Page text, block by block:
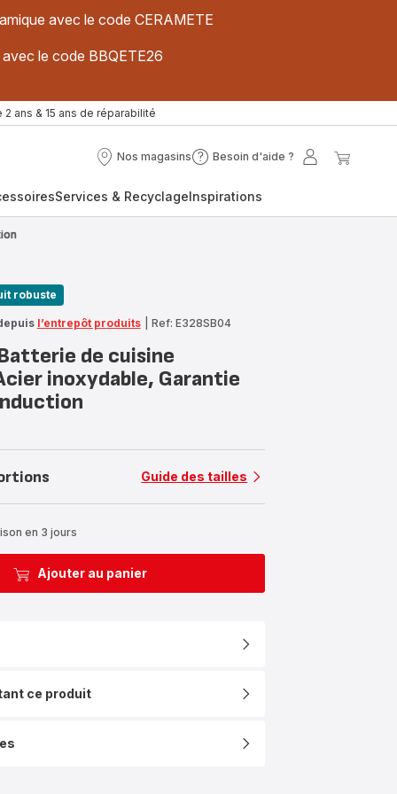
avec le code CERAMETE
le code BBQETE26
2 ans & 15 ans de réparabilité
Nos magasins
Nos
Besoin d'aide ?
Besoin
?
Mon
Services & RecyclageInspirations
robuste
l’entrepôt produits Ref: E328SB04
de cuisine
inoxydable, Garantie
Guide des tailles
en 3 jours
Ajouter au panier
ce produit